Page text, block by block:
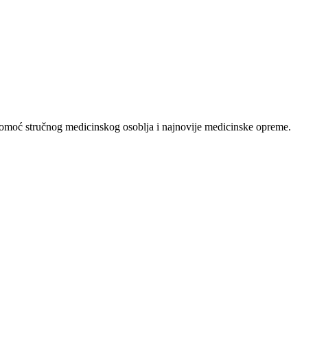
stručnog medicinskog osoblja i najnovije medicinske opreme.